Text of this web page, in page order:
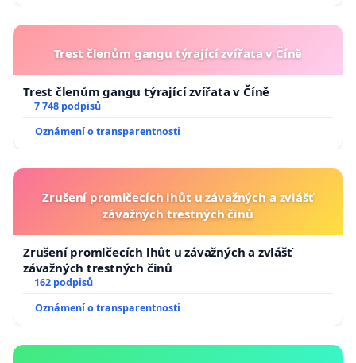
Trest členům gangu týrající zvířata v Číně
Trest členům gangu týrající zvířata v Číně
7 748 podpisů
Oznámení o transparentnosti
Zrušení promlčecích lhůt u závažných a zvlášť
závažných trestných činů
Zrušení promlčecích lhůt u závažných a zvlášť
závažných trestných činů
162 podpisů
Oznámení o transparentnosti